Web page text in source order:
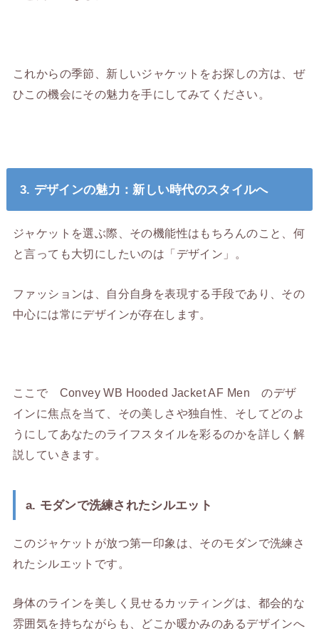
これからの季節、新しいジャケットをお探しの方は、ぜ
ひこの機会にその魅力を手にしてみてください。
3. デザインの魅力：新しい時代のスタイルへ
ジャケットを選ぶ際、その機能性はもちろんのこと、何
と言っても大切にしたいのは「デザイン」。
ファッションは、自分自身を表現する手段であり、その
中心には常にデザインが存在します。
ここで Convey WB Hooded Jacket AF Men のデザ
インに焦点を当て、その美しさや独自性、そしてどのよ
うにしてあなたのライフスタイルを彩るのかを詳しく解
説していきます。
a. モダンで洗練されたシルエット
このジャケットが放つ第一印象は、そのモダンで洗練さ
れたシルエットです。
身体のラインを美しく見せるカッティングは、都会的な
雰囲気を持ちながらも、どこか暖かみのあるデザインへ